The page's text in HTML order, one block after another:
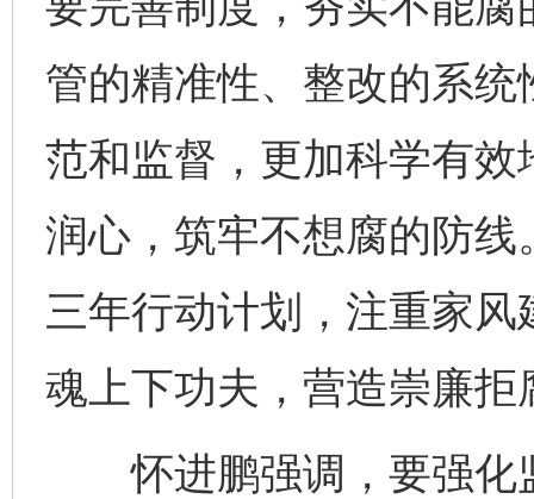
管的精准性、整改的系
范和监督，更加科学有
润心，筑牢不想腐的防
三年行动计划，注重家
魂上下功夫，营造崇廉
怀进鹏强调，要强化